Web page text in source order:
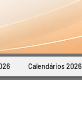
Calendários 2026